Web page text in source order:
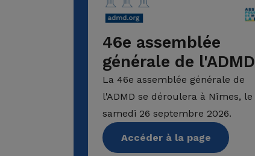
46e assemblée
générale de l'ADMD
La 46e assemblée générale de
l'ADMD se déroulera à Nîmes, le
samedi 26 septembre 2026.
Accéder à la page